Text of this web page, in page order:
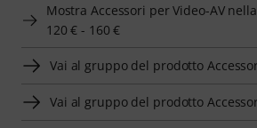
Mostra Accessori per Video-AV
120 € - 160 €
Vai al gruppo del prodotto
Vai al gruppo del prodotto